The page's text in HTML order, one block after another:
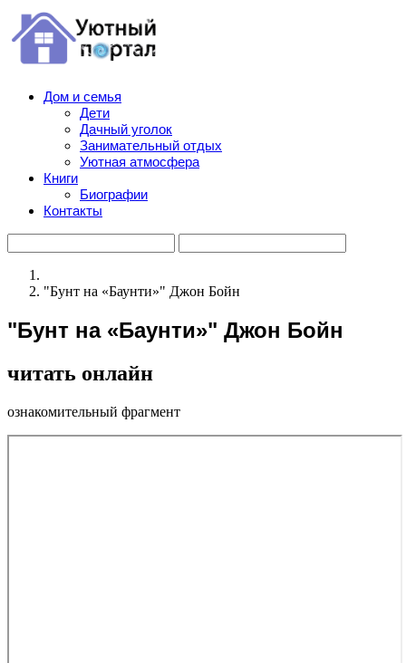
Дом и семья
Дети
Дачный уголок
Занимательный отдых
Уютная атмосфера
Книги
Биографии
Контакты
"Бунт на «Баунти»" Джон Бойн
"Бунт на «Баунти»" Джон Бойн
читать онлайн
ознакомительный фрагмент